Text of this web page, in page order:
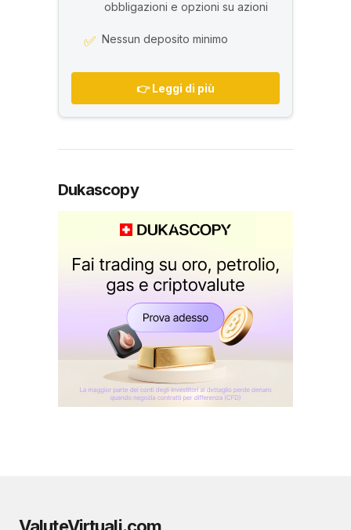
obbligazioni e opzioni su azioni
✅ Nessun deposito minimo
👉 Leggi di più
Dukascopy